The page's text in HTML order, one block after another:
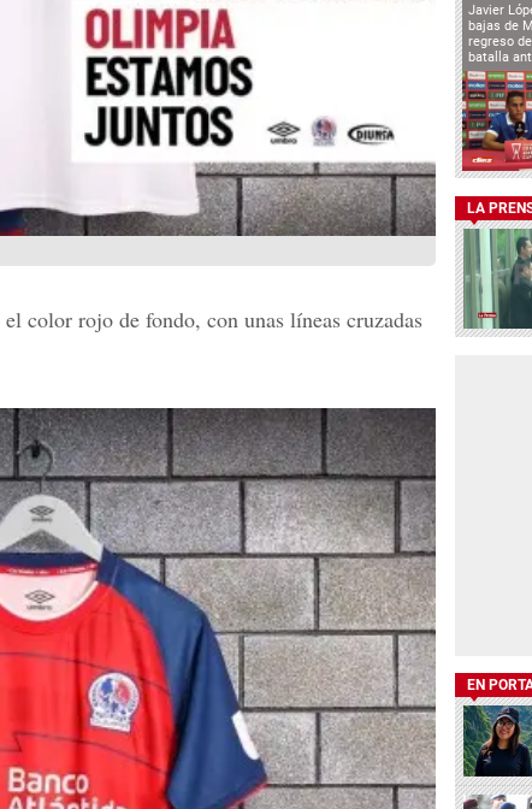
color rojo de fondo, con unas líneas cruzadas
Javier
bajas de
regreso
batalla
LA
EN